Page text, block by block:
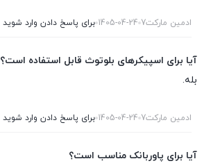
ادمین مارکت7 1405-04-24 برای پاسخ دادن وارد شوید
آیا برای اسپیکرهای بلوتوث قابل استفاده است؟
بله.
ادمین مارکت7 1405-04-24 برای پاسخ دادن وارد شوید
آیا برای پاوربانک مناسب است؟